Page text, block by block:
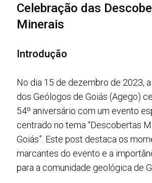
Celebração das
Minerais
Introdução
No dia 15 de dezembro de 2023,
dos Geólogos de Goiás (Agego)
54º aniversário com um evento
centrado no tema “Descobertas
Goiás”. Este post destaca os
marcantes do evento e a
para a comunidade geológica de